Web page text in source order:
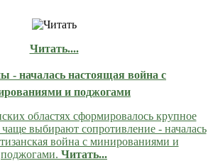
Читать....
- началась настоящая война с
и поджогами
областях сформировалось крупное
выбирают сопротивление - началась
война с минированиями и
поджогами. Читать...